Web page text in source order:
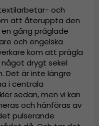
och
att återuppta den
gång präglade
och engelska
kom att prägla
drygt sekel
Det är inte längre
i centrala
sedan, men vi kan
och hänföras av
pulserande